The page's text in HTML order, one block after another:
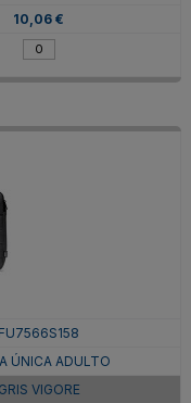
10,06 €
FU7566S158
ÚNICA ADULTO
GRIS VIGORE